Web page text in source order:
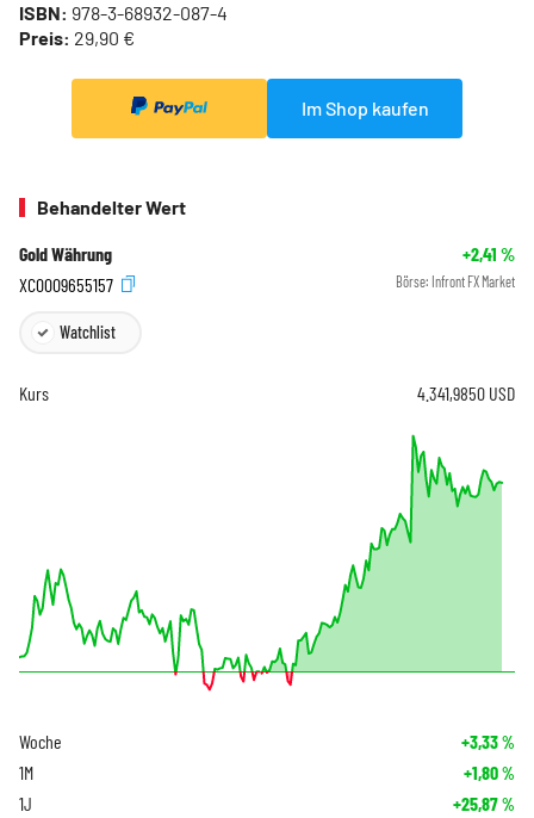
ISBN: 978-3-68932-087-4
Preis: 29,90 €
Im Shop kaufen
Behandelter Wert
Gold Währung +2,41 %
XC0009655157
Börse: Infront FX Market
Watchlist
Kurs 4.341,9850 USD
Woche +3,33%
1M +1,80%
1J +25,87%